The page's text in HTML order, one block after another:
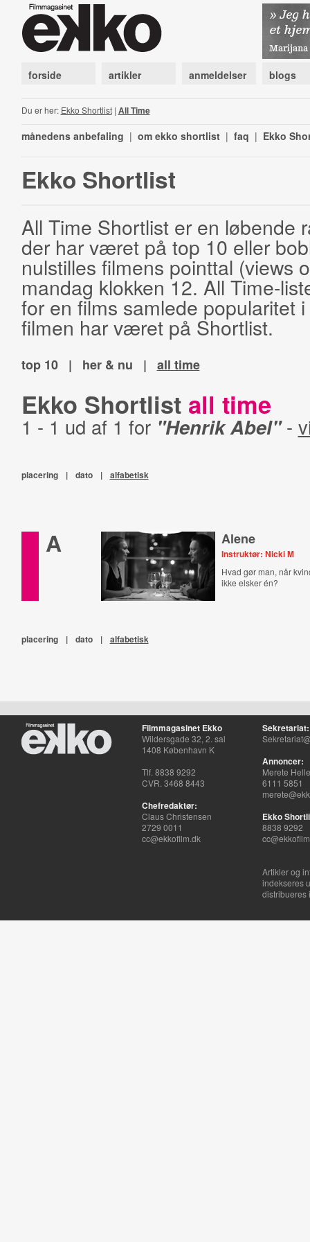
forside artikler anmeldelser blogs
Du er her: Ekko Shortlist| All Time
månedens anbefaling | om ekko shortlist | faq | Ekko
Ekko Shortlist
All Time Shortlist er en løbende
der har været på top 10 eller
nulstilles filmens pointtal (views
mandag klokken 12. All Time-
for en films samlede popularitet
filmen har været på Shortlist.
top 10 | her & nu | all time
Ekko Shortlist all time
1 - 1 ud af 1 for "Henrik Abel"-
placering | dato | alfabetisk
A Alene
Instruktør: Nicki M
Hvad gør man, når
ikke elsker én?
placering | dato | alfabetisk
Filmmagasinet Ekko
Wildersgade 32, 2. sal
1408 København K
Tlf. 8838 9292
CVR. 3468 8443
Chefredaktør:
Claus Christensen
2729 0011
cc@ekkofilm.dk
Sekretariat:
Annoncer:
Merete
6111 5851
Ekko
8838 9292
Artikler og
indekseres
distribueres